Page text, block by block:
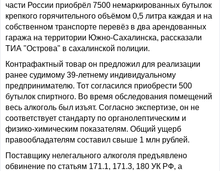
части России приобрёл 7500 немаркированных бутылок
крепкого горячительного объёмом 0,5 литра каждая и на
собственном транспорте перевёз в два арендованных
гаража на территории Южно-Сахалинска, рассказали
ТИА "Острова" в сахалинской полиции.
Контрафактный товар он предложил для реализации
ранее судимому 39-летнему индивидуальному
предпринимателю. Тот согласился приобрести 500
бутылок спиртного. Во время обследования помещений
весь алкоголь был изъят. Согласно экспертизе, он не
соответствует стандарту по органолептическим и
физико-химическим показателям. Общий ущерб
правообладателям составил свыше 1 млн рублей.
Поставщику нелегального алкоголя предъявлено
обвинение по статьям 171.1, 171.3, 180 УК РФ, а